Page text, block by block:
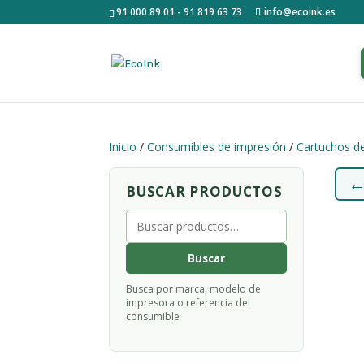
91 000 89 01 - 91 819 63 73 info@ecoink.es
Inicio /Consumibles de impresión /Cartuchos
BUSCAR PRODUCTOS
Buscar
por:
Buscar
Busca por marca, modelo de
impresora o referencia del
consumible